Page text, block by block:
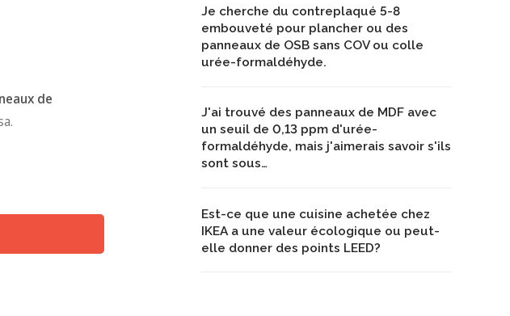
Je cherche du contreplaqué 5-8
embouveté pour plancher ou des
panneaux de OSB sans COV ou colle
urée-formaldéhyde.
J'ai trouvé des panneaux de MDF avec
un seuil de 0,13 ppm d'urée-
formaldéhyde, mais j'aimerais savoir s'ils
sont sous…
Est-ce que une cuisine achetée chez
IKEA a une valeur écologique ou peut-
elle donner des points LEED?
de